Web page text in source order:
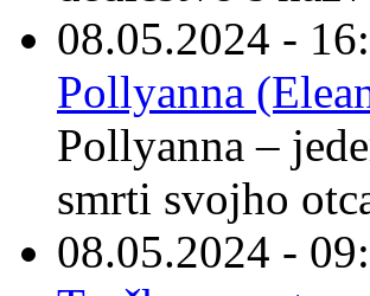
08.05.2024 -
Pollyanna
Pollyanna –
smrti svojho
08.05.2024 -